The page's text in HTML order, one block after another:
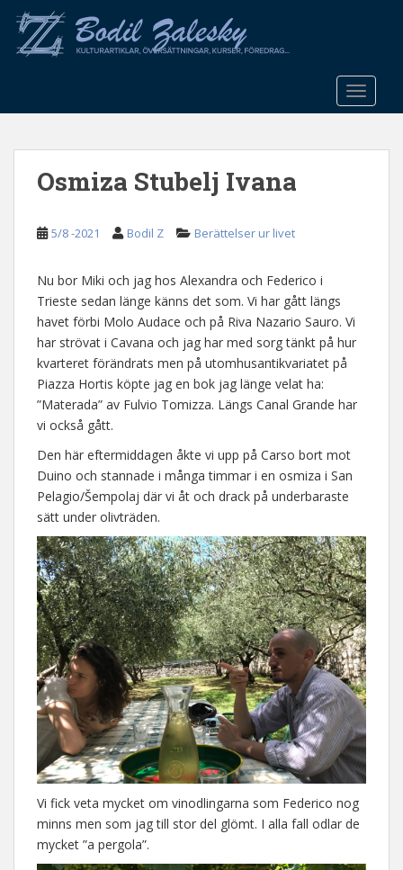
o
Osmiza Stubelj Ivana
5/8 -2021 Bodil Z Berättelser ur livet
Nu bor Miki och jag hos Alexandra och Federico i
Trieste sedan länge känns det som. Vi har gått längs
havet förbi Molo Audace och på Riva Nazario Sauro. Vi
har strövat i Cavana och jag har med sorg tänkt på hur
kvarteret förändrats men på utomhusantikvariatet på
Piazza Hortis köpte jag en bok jag länge velat ha:
”Materada” av Fulvio Tomizza. Längs Canal Grande har
vi också gått.
Den här eftermiddagen åkte vi upp på Carso bort mot
Duino och stannade i många timmar i en osmiza i San
Pelagio/Šempolaj där vi åt och drack på underbaraste
sätt under olivträden.
Vi fick veta mycket om vinodlingarna som Federico nog
minns men som jag till stor del glömt. I alla fall odlar de
mycket ”a pergola”.